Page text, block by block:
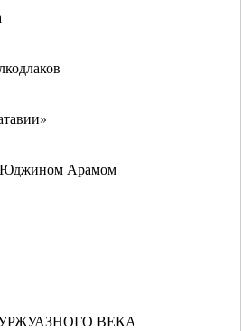
Юджином Арамом
ВЕКА